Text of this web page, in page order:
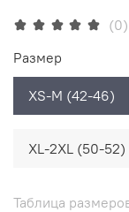
(0)
Таблица
Размер
XS-M (42-46)
XL-2XL (50-52)